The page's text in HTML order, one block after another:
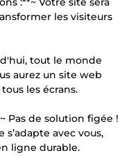
les visiteurs
tout le monde
aurez un site web
les écrans.
Pas de solution figée !
avec vous,
ligne durable.